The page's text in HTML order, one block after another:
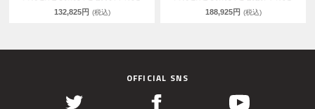
132,825円 (税込)
188,925円 (税込)
OFFICIAL SNS